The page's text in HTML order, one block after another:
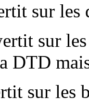
sur les
sur
DTD
sur les